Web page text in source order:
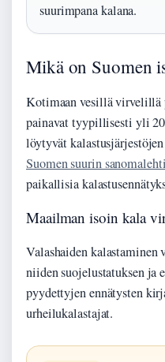
suurimpana kalana.
Mikä on Suomen
Kotimaan vesillä virvelillä
painavat tyypillisesti yli
löytyvät
Suomen suurin sanomalehti
paikallisia
Maailman isoin kala
Valashaiden
niiden suojelustatuksen
pyydettyjen ennätysten
urheilukalastajat.